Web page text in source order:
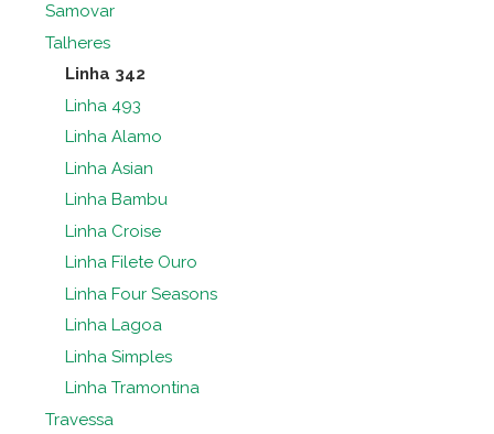
Samovar
Talheres
Linha 342
Linha 493
Linha Alamo
Linha Asian
Linha Bambu
Linha Croise
Linha Filete Ouro
Linha Four Seasons
Linha Lagoa
Linha Simples
Linha Tramontina
Travessa